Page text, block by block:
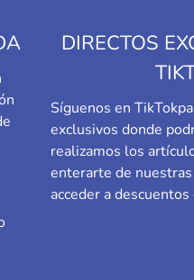
DIRECTOS
Síguenos en TikTok
exclusivos donde
realizamos los
enterarte de
acceder a